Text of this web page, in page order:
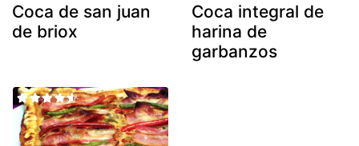
Coca de san juan
de briox
Coca integral de
harina de
garbanzos